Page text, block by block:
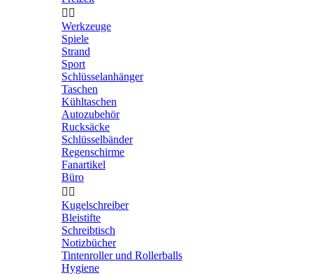
 
Werkzeuge
Spiele
Strand
Sport
Schlüsselanhänger
Taschen
Kühltaschen
Autozubehör
Rucksäcke
Schlüsselbänder
Regenschirme
Fanartikel
Büro
 
Kugelschreiber
Bleistifte
Schreibtisch
Notizbücher
Tintenroller und Rollerballs
Hygiene